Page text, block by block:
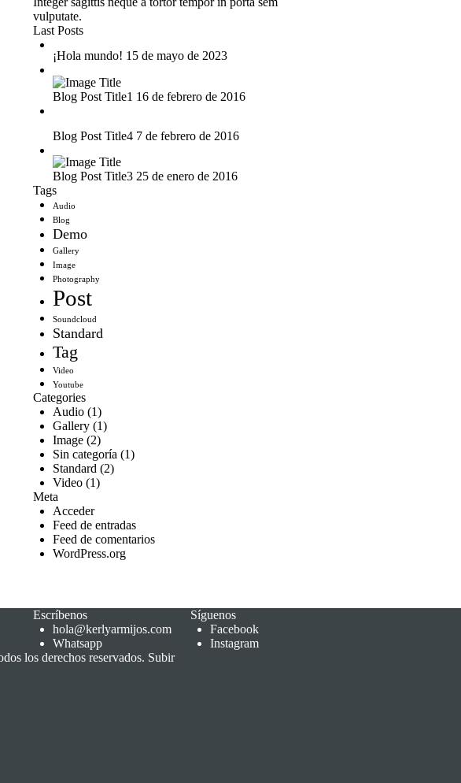
vulputate.
Last Posts
¡Hola mundo! 15 de mayo de 2023
Blog Post Title1 16 de febrero de 2016
Blog Post Title4 7 de febrero de 2016
Blog Post Title3 25 de enero de 2016
Tags
Audio
Blog
Demo
Gallery
Image
Photography
Post
Soundcloud
Standard
Tag
Video
Youtube
Categories
Audio (1)
Gallery (1)
Image (2)
Sin categoría (1)
Standard (2)
Video (1)
Meta
Acceder
Feed de entradas
Feed de comentarios
WordPress.org
Escríbenos
hola@kerlyarmijos.com
Whatsapp
Síguenos
Facebook
Instagram
los derechos reservados. Subir